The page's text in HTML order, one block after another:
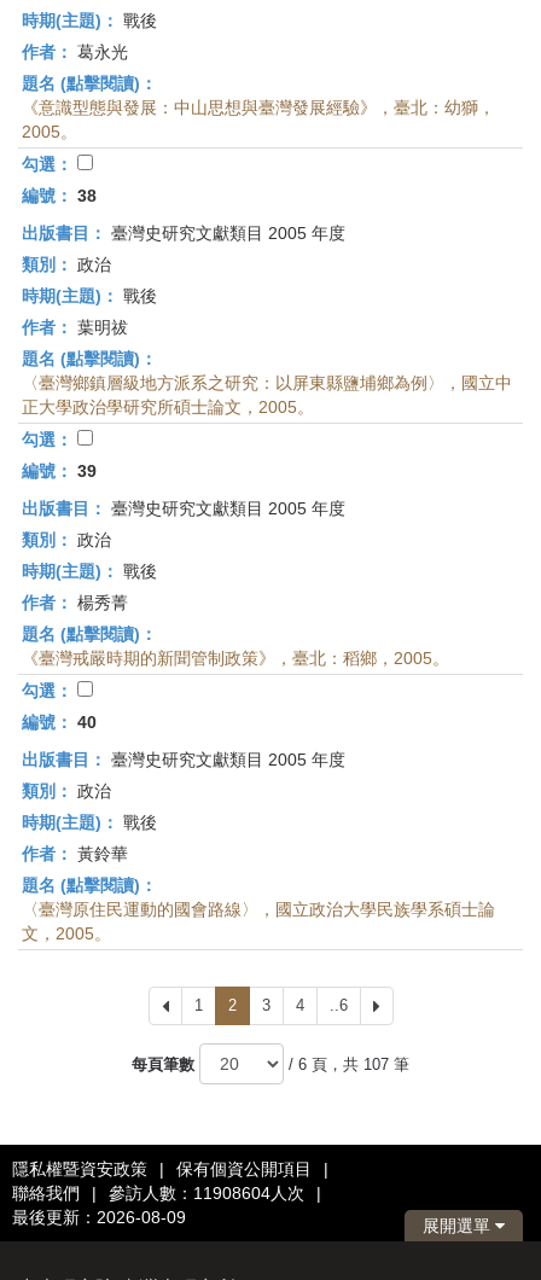
時期(主題)： 戰後
作者： 葛永光
題名 (點擊閱讀)：
《意識型態與發展：中山思想與臺灣發展經驗》，臺北：幼獅，
2005。
勾選：
編號： 38
出版書目： 臺灣史研究文獻類目 2005 年度
類別： 政治
時期(主題)： 戰後
作者： 葉明祓
題名 (點擊閱讀)：
〈臺灣鄉鎮層級地方派系之研究：以屏東縣鹽埔鄉為例〉，國立中
正大學政治學研究所碩士論文，2005。
勾選：
編號： 39
出版書目： 臺灣史研究文獻類目 2005 年度
類別： 政治
時期(主題)： 戰後
作者： 楊秀菁
題名 (點擊閱讀)：
《臺灣戒嚴時期的新聞管制政策》，臺北：稻鄉，2005。
勾選：
編號： 40
出版書目： 臺灣史研究文獻類目 2005 年度
類別： 政治
時期(主題)： 戰後
作者： 黃鈴華
題名 (點擊閱讀)：
〈臺灣原住民運動的國會路線〉，國立政治大學民族學系碩士論
文，2005。
上
一
1 2 3 4 ..6
下
一
每頁筆數
/ 6 頁，共 107 筆
隱私權暨資安政策 | 保有個資公開項目
|
聯絡我們
| 參訪人數：11908604人次
|
最後更新：2026-08-09
展開選單